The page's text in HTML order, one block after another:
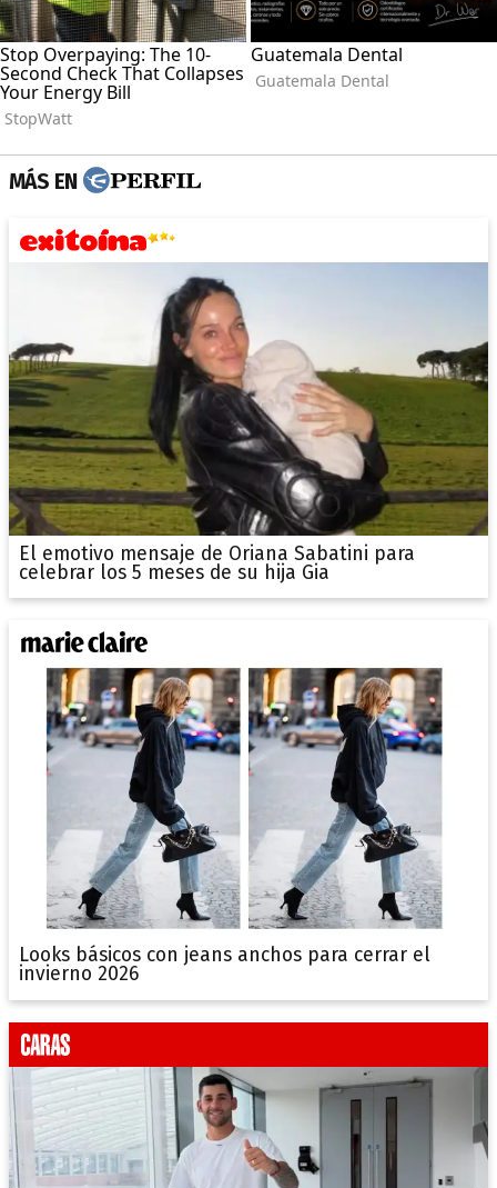
MÁS EN
El emotivo mensaje de Oriana Sabatini para
celebrar los 5 meses de su hija Gia
Looks básicos con jeans anchos para cerrar el
invierno 2026